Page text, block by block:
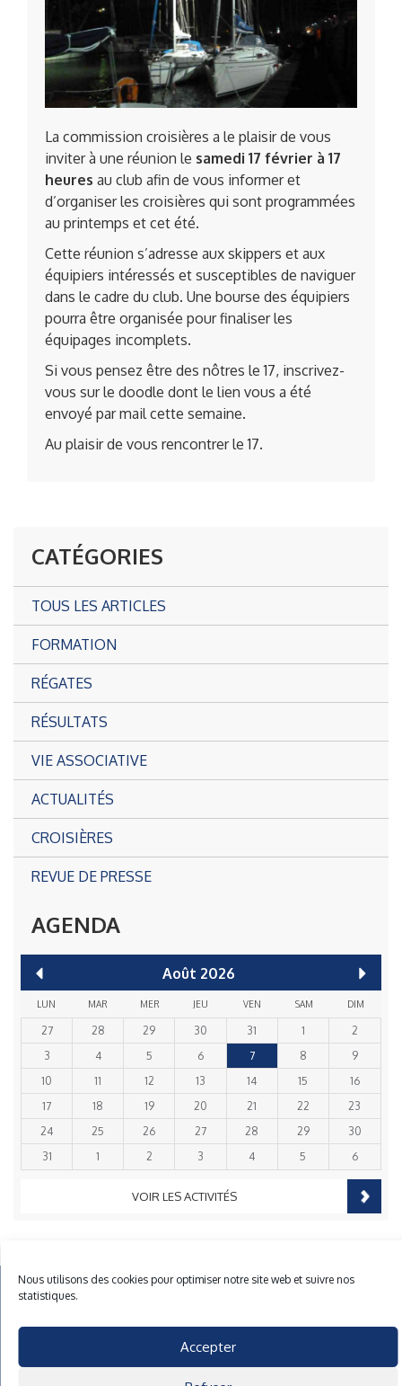
Nous utilisons des cookies pour optimiser notre site web et suivre nos
statistiques.
Accepter
La commission croisières a le plaisir de vous
inviter à une réunion le samedi 17 février à 17
heures au club afin de vous informer et
d’organiser les croisières qui sont programmées
au printemps et cet été.
Cette réunion s’adresse aux skippers et aux
équipiers intéressés et susceptibles de naviguer
dans le cadre du club. Une bourse des équipiers
pourra être organisée pour finaliser les
équipages incomplets.
Si vous pensez être des nôtres le 17, inscrivez-
vous sur le doodle dont le lien vous a été
envoyé par mail cette semaine.
Au plaisir de vous rencontrer le 17.
CATÉGORIES
TOUS LES ARTICLES
FORMATION
RÉGATES
RÉSULTATS
VIE ASSOCIATIVE
ACTUALITÉS
CROISIÈRES
REVUE DE PRESSE
AGENDA
Août 2026
LUN MAR MER JEU VEN SAM DIM
27 28 29 30 31 1
2
3
4 5 6 7 8
9
10
11 12 13 14 15
16
17
18 19 20 21 22
23
24
25 26 27 28 29
30
31
1 2 3 4 5 6
VOIR LES ACTIVITÉS
40 rue du Gelin 56570 Locmiquelic
Facebook